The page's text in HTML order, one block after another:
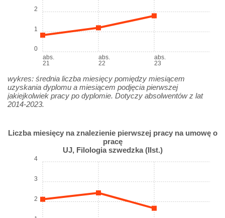
abs.
21
abs.
22
abs.
23
0
1
2
wykres: średnia liczba miesięcy pomiędzy miesiącem
uzyskania dyplomu a miesiącem podjęcia pierwszej
jakiejkolwiek pracy po dyplomie. Dotyczy absolwentów z lat
2014-2023.
Liczba miesięcy na znalezienie pierwszej pracy na umowę o
pracę
UJ, Filologia szwedzka (IIst.)
2
3
4